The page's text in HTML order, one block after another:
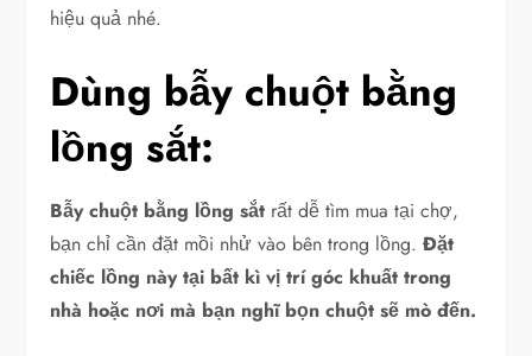
hiệu quả nhé.
Dùng bẫy chuột bằng
lồng sắt:
Bẫy chuột bằng lồng sắt rất dễ tìm mua tại chợ,
bạn chỉ cần đặt mồi nhử vào bên trong lồng.Đặt
chiếc lồng này tại bất kì vị trí góc khuất trong
nhà hoặc nơi mà bạn nghĩ bọn chuột sẽ mò đến.